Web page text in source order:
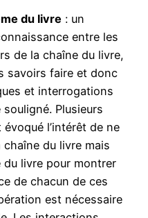
du livre : un
entre les
de la chaîne du livre,
savoirs faire et donc
et interrogations
Plusieurs
l’intérêt de ne
du livre mais
du livre pour montrer
de chacun de ces
est nécessaire